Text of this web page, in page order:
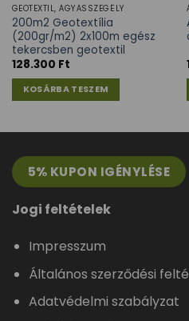
GEOTEXTIL, ÁGYÁSSZEGÉLY
200m2 Geotextília
(200gr/m2) 2x100m egész
tekercsben geotextil
128.300 Ft
KOSÁRBA TESZEM
5% KUPON IGÉNYLÉSE
Jogi feltételek
Impresszum
Általános szerződési
Adatvédelmi szabályzat